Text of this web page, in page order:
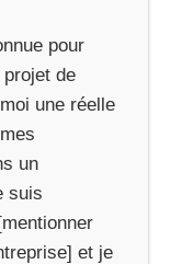
pour
de
une réelle
un
suis
et je